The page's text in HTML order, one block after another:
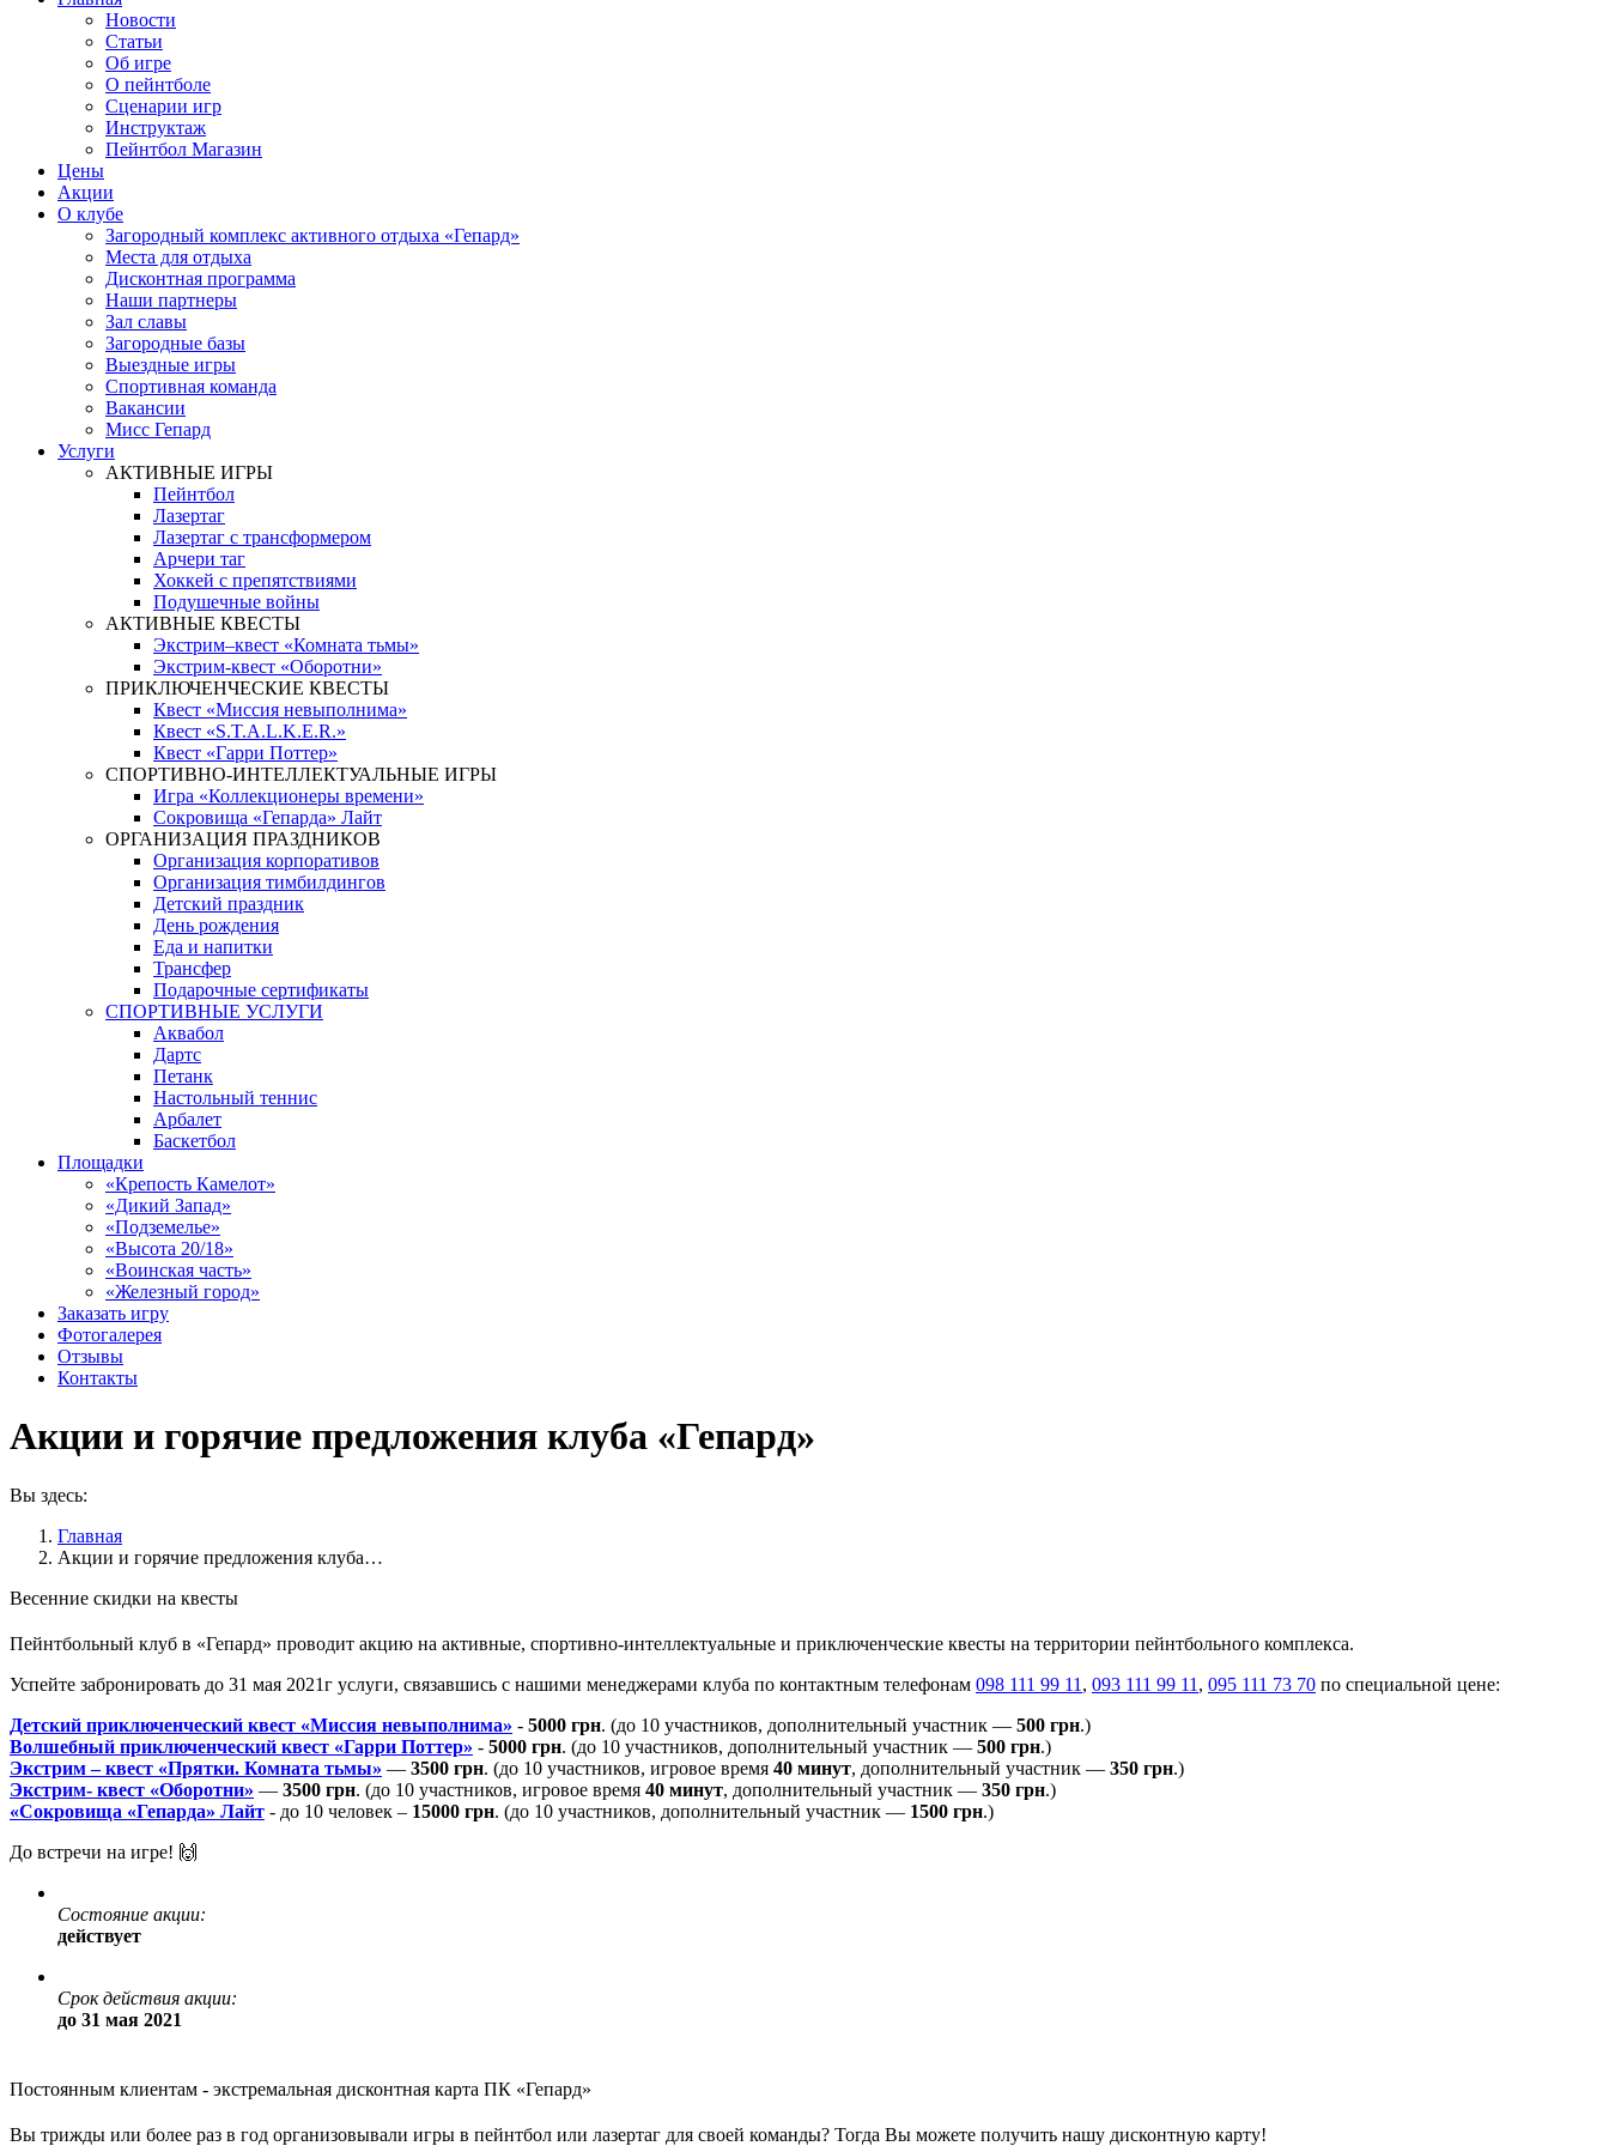
Новости
Статьи
Об игре
О пейнтболе
Сценарии игр
Инструктаж
Пейнтбол Магазин
Цены
Акции
О клубе
Загородный комплекс активного отдыха «Гепард»
Места для отдыха
Дисконтная программа
Наши партнеры
Зал славы
Загородные базы
Выездные игры
Спортивная команда
Вакансии
Мисс Гепард
Услуги
АКТИВНЫЕ ИГРЫ
Пейнтбол
Лазертаг
Лазертаг с трансформером
Арчери таг
Хоккей с препятствиями
Подушечные войны
АКТИВНЫЕ КВЕСТЫ
Экстрим–квест «Комната тьмы»
Экстрим-квест «Оборотни»
ПРИКЛЮЧЕНЧЕСКИЕ КВЕСТЫ
Квест «Миссия невыполнима»
Квест «S.T.A.L.K.E.R.»
Квест «Гарри Поттер»
СПОРТИВНО-ИНТЕЛЛЕКТУАЛЬНЫЕ ИГРЫ
Игра «Коллекционеры времени»
Сокровища «Гепарда» Лайт
ОРГАНИЗАЦИЯ ПРАЗДНИКОВ
Организация корпоративов
Организация тимбилдингов
Детский праздник
День рождения
Еда и напитки
Трансфер
Подарочные сертификаты
СПОРТИВНЫЕ УСЛУГИ
Аквабол
Дартс
Петанк
Настольный теннис
Арбалет
Баскетбол
Площадки
«Крепость Камелот»
«Дикий Запад»
«Подземелье»
«Высота 20/18»
«Воинская часть»
«Железный город»
Заказать игру
Фотогалерея
Отзывы
Контакты
Акции и горячие предложения клуба «Гепард»
Вы здесь:
Главная
Акции и горячие предложения клуба…
Весенние скидки на квесты
Пейнтбольный клуб в «Гепард» проводит акцию на активные, спортивно-интеллектуальные и приключенческие квесты на территории пейнтбольного комплекса.
Успейте забронировать до 31 мая 2021г услуги, связавшись с нашими менеджерами клуба по контактным телефонам 098 111 99 11 , 093 111 99 11 , 095 111 73 70 по специальной цене:
Детский приключенческий квест «Миссия невыполнима» - 5000 грн. (до 10 участников, дополнительный участник — 500 грн.)
Волшебный приключенческий квест «Гарри Поттер» - 5000 грн. (до 10 участников, дополнительный участник — 500 грн.)
Экстрим – квест «Прятки. Комната тьмы» — 3500 грн. (до 10 участников, игровое время 40 минут, дополнительный участник — 350 грн.)
Экстрим- квест «Оборотни» — 3500 грн. (до 10 участников, игровое время 40 минут, дополнительный участник — 350 грн.)
«Сокровища «Гепарда» Лайт - до 10 человек – 15000 грн. (до 10 участников, дополнительный участник — 1500 грн.)
До встречи на игре! 🙌
Состояние акции:
действует
Срок действия акции:
до 31 мая 2021
Постоянным клиентам - экстремальная дисконтная карта ПК «Гепард»
Вы трижды или более раз в год организовывали игры в пейнтбол или лазертаг для своей команды? Тогда Вы можете получить нашу дисконтную карту!